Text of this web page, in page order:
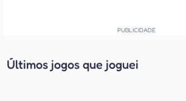
Últimos jogos que joguei